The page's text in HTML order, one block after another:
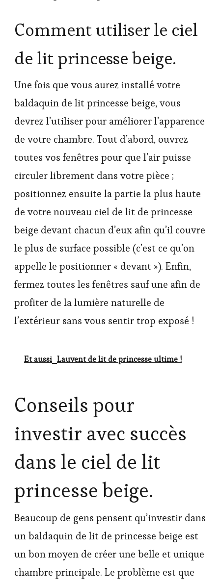
Comment utiliser le ciel
de lit princesse beige.
Une fois que vous aurez installé votre
baldaquin de lit princesse beige, vous
devrez l’utiliser pour améliorer l’apparence
de votre chambre. Tout d’abord, ouvrez
toutes vos fenêtres pour que l’air puisse
circuler librement dans votre pièce ;
positionnez ensuite la partie la plus haute
de votre nouveau ciel de lit de princesse
beige devant chacun d’eux afin qu’il couvre
le plus de surface possible (c’est ce qu’on
appelle le positionner « devant »). Enfin,
fermez toutes les fenêtres sauf une afin de
profiter de la lumière naturelle de
l’extérieur sans vous sentir trop exposé !
Et aussi Lauvent de lit de princesse ultime !
Conseils pour
investir avec succès
dans le ciel de lit
princesse beige.
Beaucoup de gens pensent qu’investir dans
un baldaquin de lit de princesse beige est
un bon moyen de créer une belle et unique
chambre principale. Le problème est que